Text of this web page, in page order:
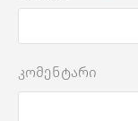
კომენტარი